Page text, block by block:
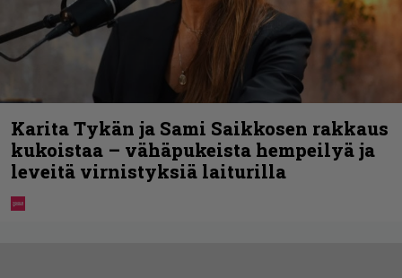
Karita Tykän ja Sami Saikkosen rakkaus
kukoistaa – vähäpukeista hempeilyä ja
leveitä virnistyksiä laiturilla